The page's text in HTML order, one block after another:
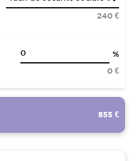
240 €
%
0 €
855 €